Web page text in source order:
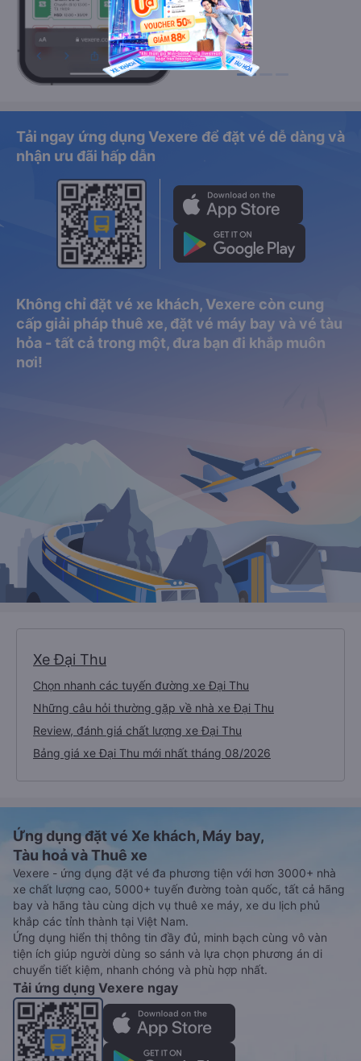
Tải ngay ứng dụng Vexere để đặt vé dễ dàng và
nhận ưu đãi hấp dẫn
Không chỉ đặt vé xe khách, Vexere còn cung
cấp giải pháp thuê xe, đặt vé máy bay và vé tàu
hỏa - tất cả trong một, đưa bạn đi khắp muôn
nơi!
Xe Đại Thu
Chọn nhanh các tuyến đường xe Đại Thu
Những câu hỏi thường gặp về nhà xe Đại Thu
Review, đánh giá chất lượng xe Đại Thu
Bảng giá xe Đại Thu mới nhất tháng 08/2026
Ứng dụng đặt vé Xe khách, Máy bay,
Tàu hoả và Thuê xe
Vexere - ứng dụng đặt vé đa phương tiện với hơn 3000+ nhà
xe chất lượng cao, 5000+ tuyến đường toàn quốc, tất cả hãng
bay và hãng tàu cùng dịch vụ thuê xe máy, xe du lịch phủ
khắp các tỉnh thành tại Việt Nam.
Ứng dụng hiển thị thông tin đầy đủ, minh bạch cùng vô vàn
tiện ích giúp người dùng so sánh và lựa chọn phương án di
chuyển tiết kiệm, nhanh chóng và phù hợp nhất.
Tải ứng dụng Vexere ngay